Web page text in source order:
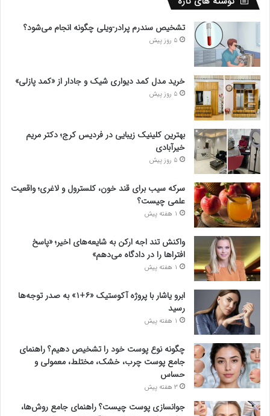
تشخیص سندرم پرادر-ویلی چگونه انجام می‌شود؟
5 روز پیش
خرید مدل کمد دیواری شیک و جادار از «کمد پازلی»
5 روز پیش
بهترین کلینیک زیبایی در فردیس کرج؛ دکتر مریم
خیرآبادی
5 روز پیش
سرکه سیب برای قند خون، کلسترول و لاغری؛ واقعیت
علمی چیست؟
1 هفته پیش
واکنش تند اجه ارکن به شایعه‌های اخیر؛ «پاسخ
افتراها را در دادگاه می‌دهم»
1 هفته پیش
ابرو یاشار با پروژه آکوستیک «۶+۱» به صدر توجه‌ها
رسید
1 هفته پیش
چگونه نوع پوست خود را تشخیص دهیم؟ راهنمای
جامع پوست چرب، خشک، مختلط، معمولی و
حساس
3 هفته پیش
جوانسازی پوست چیست؟ راهنمای جامع روش‌ها،